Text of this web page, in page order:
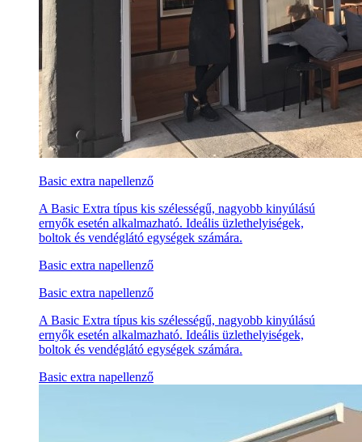
Basic extra napellenző
A Basic Extra típus kis szélességű, nagyobb kinyúlású
ernyők esetén alkalmazható. Ideális üzlethelyiségek,
boltok és vendéglátó egységek számára.
Basic extra napellenző
Basic extra napellenző
A Basic Extra típus kis szélességű, nagyobb kinyúlású
ernyők esetén alkalmazható. Ideális üzlethelyiségek,
boltok és vendéglátó egységek számára.
Basic extra napellenző